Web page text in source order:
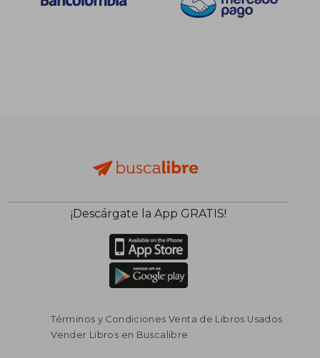
¡Descárgate la App GRATIS!
Términos y Condiciones Venta de Libros Usados
Vender Libros en Buscalibre